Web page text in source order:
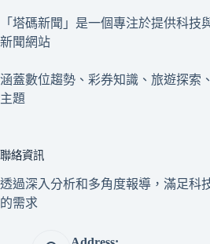
「塔碼新聞」是一個專注於提供科技
新聞網站
涵蓋數位趨勢、彩券知識、旅遊探索
主題
聯絡資訊
透過深入分析和多角度報導，滿足科
的需求